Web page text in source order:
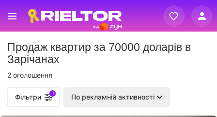
Реєстрація
Вхід
Продаж квартир за 70000 доларів в
Зарічанах
2 оголошення
Фільтри 1 По рекламній активності